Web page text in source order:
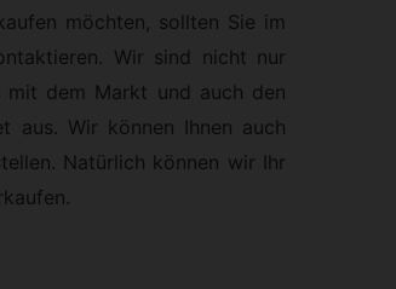
möchten, sollten Sie im
Wir sind nicht nur
mit dem Markt und auch den
aus. Wir können Ihnen auch
Natürlich können wir Ihr